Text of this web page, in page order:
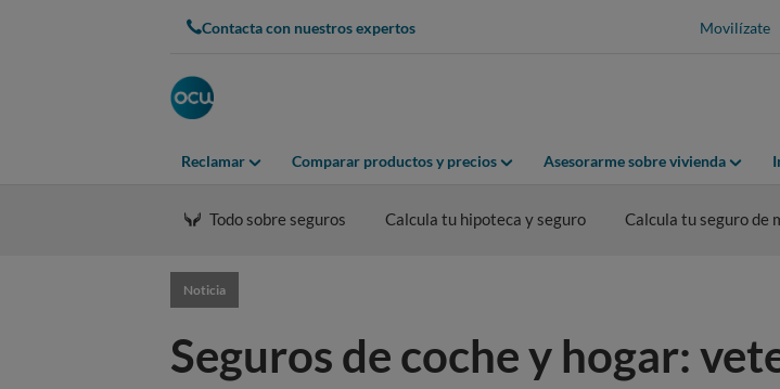
Contacta con nuestros expertos Movilízate
Reclamar Comparar productos y precios Asesorarme sobre vivienda
Todo sobre seguros Calcula tu hipoteca y seguro Calcula tu seguro de
Noticia
Seguros de coche y hogar: